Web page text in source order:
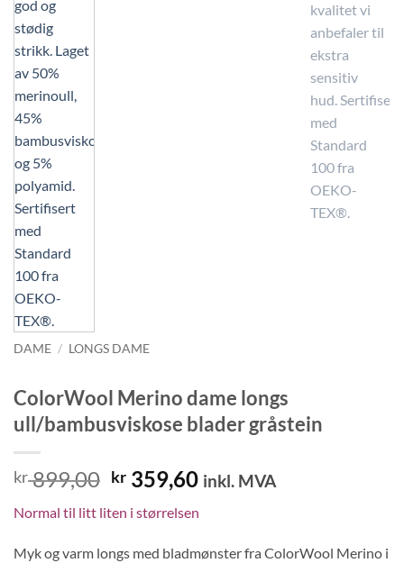
DAME / LONGS DAME
ColorWool Merino dame longs
ull/bambusviskose blader gråstein
kr899,00 Opprinnelig
var:
kr 899,00.
kr 359,60Nåværende
er:
kr 359,60.
inkl. MVA
Normal til litt liten i størrelsen
Myk og varm longs med bladmønster fra ColorWool Merino i